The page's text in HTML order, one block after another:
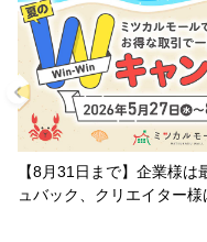
【8月31日まで】企業様は
ュバック、クリエイター様